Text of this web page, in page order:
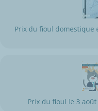
Prix du fioul domestique
Prix du fioul le 3